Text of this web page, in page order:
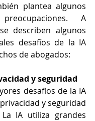
plantea algunos
A
describen algunos
desafíos de la IA
de abogados:
y seguridad
desafíos de la IA
y seguridad
IA utiliza grandes